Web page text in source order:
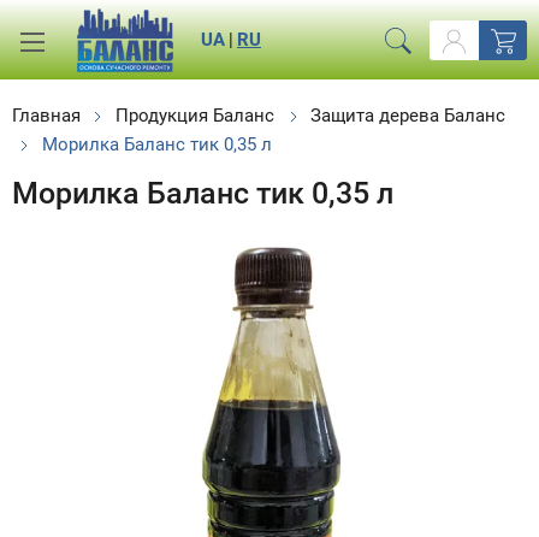
RU
|
UA
Главная Продукция Баланс
Защита дерева Баланс
Морилка Баланс тик 0,35 л
Морилка Баланс тик 0,35 л